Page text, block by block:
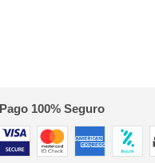
Pago 100% Seguro